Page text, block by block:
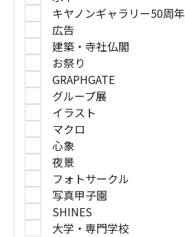
キヤノンギャラリー50周年
広告
建築・寺社仏閣
お祭り
GRAPHGATE
グループ展
イラスト
マクロ
心象
夜景
フォトサークル
写真甲子園
SHINES
大学・専門学校